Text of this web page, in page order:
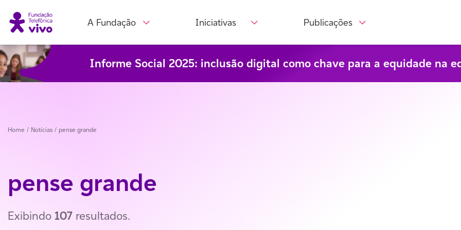
Informe Social 2025: inclusão digital como chave para a equidade na
A Fundação Iniciativas Publicações
Home / Notícias / pense grande
pense grande
Exibindo 107 resultados.